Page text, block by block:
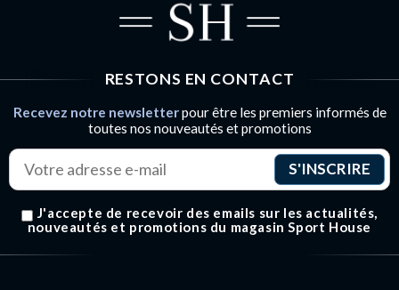
RESTONS EN CONTACT
Recevez notre newsletterpour être les premiers informés de
toutes nos nouveautés et promotions
J'accepte de recevoir des emails sur les actualités,
nouveautés et promotions du magasin Sport House